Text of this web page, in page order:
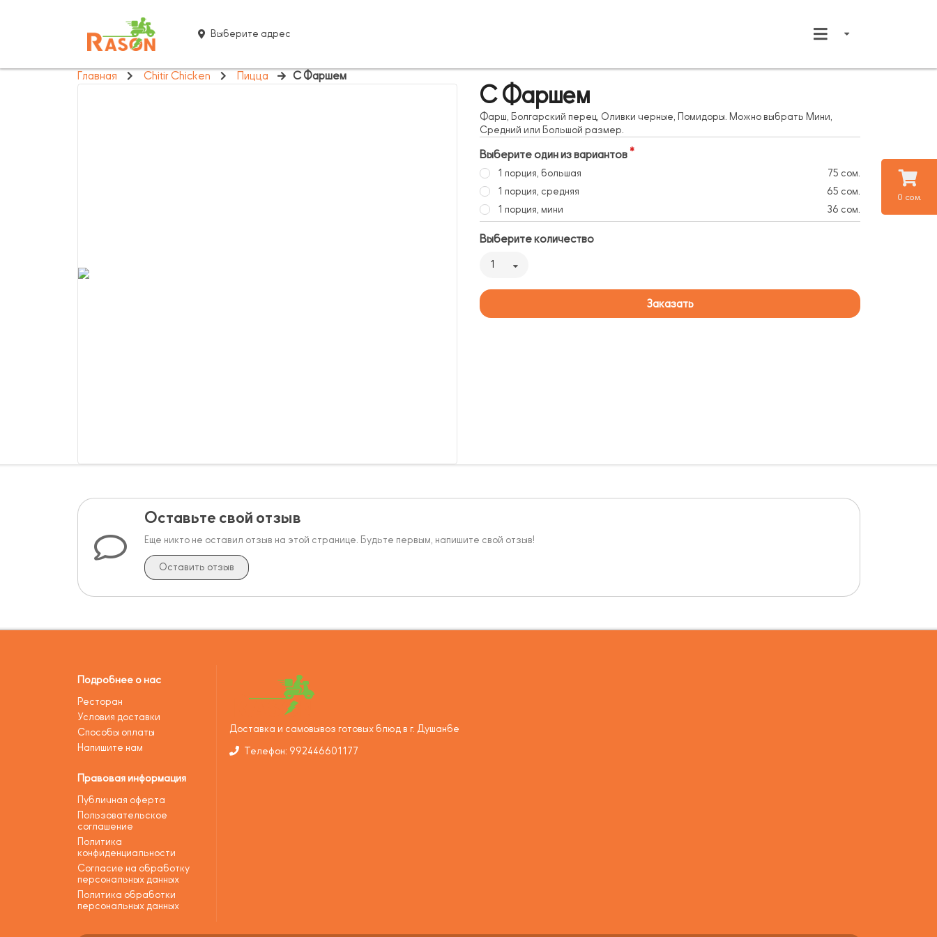
0 сом.
Выберите адрес
Главная Chitir Chicken Пицца С Фаршем
С Фаршем
Фарш, Болгарский перец, Оливки черные, Помидоры. Можно выбрать Мини,
Средний или Большой размер.
Выберите один из вариантов
1 порция, большая
75 сом.
1 порция, средняя
65 сом.
1 порция, мини
36 сом.
Выберите количество
1
Заказать
Оставьте свой отзыв
Еще никто не оставил отзыв на этой странице. Будьте первым, напишите свой отзыв!
Оставить отзыв
Подробнее о нас
Ресторан
Условия доставки
Способы оплаты
Напишите нам
Правовая информация
Публичная оферта
Пользовательское
соглашение
Политика
конфиденциальности
Согласие на обработку
персональных данных
Политика обработки
персональных данных
Доставка и самовывоз готовых блюд в г. Душанбе
Телефон: 992446601177